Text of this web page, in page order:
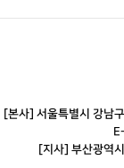
[본사] 서울특별시 강남
[지사] 부산광역